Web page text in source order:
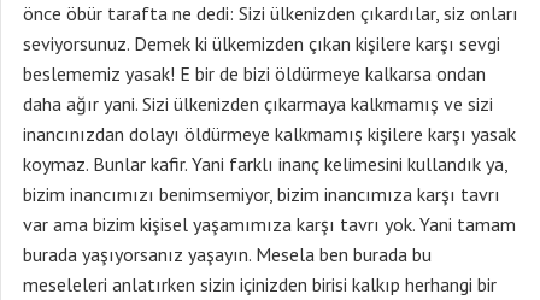
önce öbür tarafta ne dedi: Sizi ülkenizden çıkardılar, siz onları
seviyorsunuz. Demek ki ülkemizden çıkan kişilere karşı sevgi
beslememiz yasak! E bir de bizi öldürmeye kalkarsa ondan
daha ağır yani. Sizi ülkenizden çıkarmaya kalkmamış ve sizi
inancınızdan dolayı öldürmeye kalkmamış kişilere karşı yasak
koymaz. Bunlar kafir. Yani farklı inanç kelimesini kullandık ya,
bizim inancımızı benimsemiyor, bizim inancımıza karşı tavrı
var ama bizim kişisel yaşamımıza karşı tavrı yok. Yani tamam
burada yaşıyorsanız yaşayın. Mesela ben burada bu
meseleleri anlatırken sizin içinizden birisi kalkıp herhangi bir